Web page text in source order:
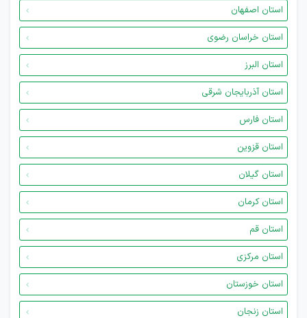
استان اصفهان
استان خراسان رضوی
استان البرز
استان آذربایجان شرقی
استان فارس
استان قزوین
استان گیلان
استان کرمان
استان قم
استان مرکزی
استان خوزستان
استان زنجان